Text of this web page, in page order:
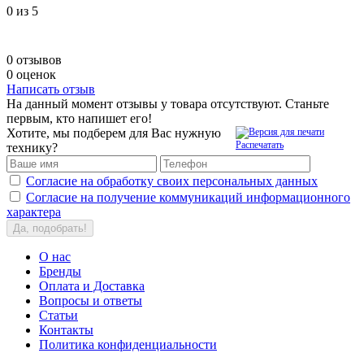
0 из 5
0 отзывов
0 оценок
Написать отзыв
На данный момент отзывы у товара отсутствуют. Станьте
первым, кто напишет его!
Распечатать
Хотите, мы подберем для Вас нужную
технику?
Согласие на обработку своих персональных данных
Согласие на получение коммуникаций информационного
характера
Да, подобрать!
О нас
Бренды
Оплата и Доставка
Вопросы и ответы
Статьи
Контакты
Политика конфиденциальности